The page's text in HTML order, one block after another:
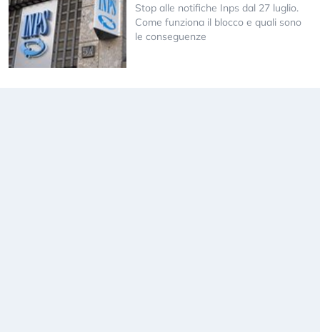
Stop alle notifiche Inps dal 27 luglio.
Come funziona il blocco e quali sono
le conseguenze